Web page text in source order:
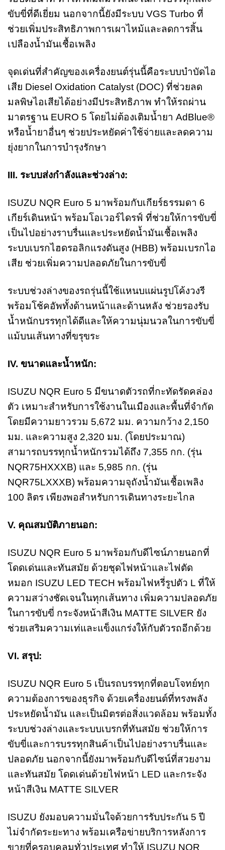
ขับขี่ที่ดีเยี่ยม นอกจากนี้ยังมีระบบ VGS Turbo ที่
ช่วยเพิ่มประสิทธิภาพการเผาไหม้และลดการสิ้น
เปลืองน้ำมันเชื้อเพลิง
จุดเด่นที่สำคัญของเครื่องยนต์รุ่นนี้คือระบบบำบัดไอ
เสีย Diesel Oxidation Catalyst (DOC) ที่ช่วยลด
มลพิษไอเสียได้อย่างมีประสิทธิภาพ ทำให้รถผ่าน
มาตรฐาน EURO 5 โดยไม่ต้องเติมน้ำยา AdBlue®
หรือน้ำยาอื่นๆ ช่วยประหยัดค่าใช้จ่ายและลดความ
ยุ่งยากในการบำรุงรักษา
III. ระบบส่งกำลังและช่วงล่าง:
ISUZU NQR Euro 5 มาพร้อมกับเกียร์ธรรมดา 6
เกียร์เดินหน้า พร้อมโอเวอร์ไดรฟ์ ที่ช่วยให้การขับขี่
เป็นไปอย่างราบรื่นและประหยัดน้ำมันเชื้อเพลิง
ระบบเบรกไฮดรอลิกแรงดันสูง (HBB) พร้อมเบรกไอ
เสีย ช่วยเพิ่มความปลอดภัยในการขับขี่
ระบบช่วงล่างของรถรุ่นนี้ใช้แหนบแผ่นรูปโค้งวงรี
พร้อมโช้คอัพทั้งด้านหน้าและด้านหลัง ช่วยรองรับ
น้ำหนักบรรทุกได้ดีและให้ความนุ่มนวลในการขับขี่
แม้บนเส้นทางที่ขรุขระ
IV. ขนาดและน้ำหนัก:
ISUZU NQR Euro 5 มีขนาดตัวรถที่กะทัดรัดคล่อง
ตัว เหมาะสำหรับการใช้งานในเมืองและพื้นที่จำกัด
โดยมีความยาวรวม 5,672 มม. ความกว้าง 2,150
มม. และความสูง 2,320 มม. (โดยประมาณ)
สามารถบรรทุกน้ำหนักรวมได้ถึง 7,355 กก. (รุ่น
NQR75HXXXB) และ 5,985 กก. (รุ่น
NQR75LXXXB) พร้อมความจุถังน้ำมันเชื้อเพลิง
100 ลิตร เพียงพอสำหรับการเดินทางระยะไกล
V. คุณสมบัติภายนอก:
ISUZU NQR Euro 5 มาพร้อมกับดีไซน์ภายนอกที่
โดดเด่นและทันสมัย ด้วยชุดไฟหน้าและไฟตัด
หมอก ISUZU LED TECH พร้อมไฟหรี่รูปตัว L ที่ให้
ความสว่างชัดเจนในทุกเส้นทาง เพิ่มความปลอดภัย
ในการขับขี่ กระจังหน้าสีเงิน MATTE SILVER ยัง
ช่วยเสริมความเท่และแข็งแกร่งให้กับตัวรถอีกด้วย
VI. สรุป:
ISUZU NQR Euro 5 เป็นรถบรรทุกที่ตอบโจทย์ทุก
ความต้องการของธุรกิจ ด้วยเครื่องยนต์ที่ทรงพลัง
ประหยัดน้ำมัน และเป็นมิตรต่อสิ่งแวดล้อม พร้อมทั้ง
ระบบช่วงล่างและระบบเบรกที่ทันสมัย ช่วยให้การ
ขับขี่และการบรรทุกสินค้าเป็นไปอย่างราบรื่นและ
ปลอดภัย นอกจากนี้ยังมาพร้อมกับดีไซน์ที่สวยงาม
และทันสมัย โดดเด่นด้วยไฟหน้า LED และกระจัง
หน้าสีเงิน MATTE SILVER
ISUZU ยังมอบความมั่นใจด้วยการรับประกัน 5 ปี
ไม่จำกัดระยะทาง พร้อมเครือข่ายบริการหลังการ
ขายที่ครอบคลุมทั่วประเทศ ทำให้ ISUZU NQR